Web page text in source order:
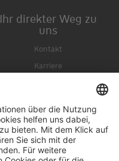
Ihr direkter Weg zu
uns
Kontakt
Karriere